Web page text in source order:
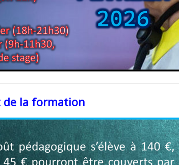
de la formation